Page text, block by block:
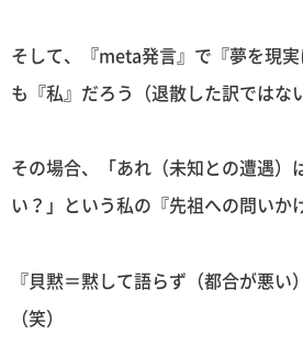
そして、『meta発言』で『夢を現
も『私』だろう（退散した訳ではな
その場合、「あれ（未知との遭遇
い？」という私の『先祖への問いか
『貝黙＝黙して語らず（都合が悪い
（笑）